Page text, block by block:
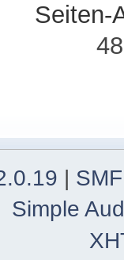
Seiten-
|
Simple